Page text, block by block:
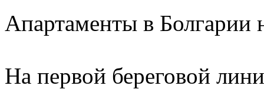
Апартаменты в Болгарии
На первой береговой